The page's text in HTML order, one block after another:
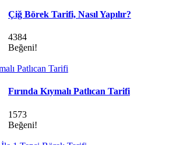
Çiğ Börek Tarifi, Nasıl Yapılır?
4384
Beğeni!
Fırında Kıymalı Patlıcan Tarifi
1573
Beğeni!